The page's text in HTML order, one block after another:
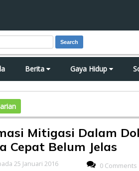
Search
Berita Gaya Hidup
Mitigasi Dalam
Cepat Belum Jelas
25 Januari 2016 0 Comments